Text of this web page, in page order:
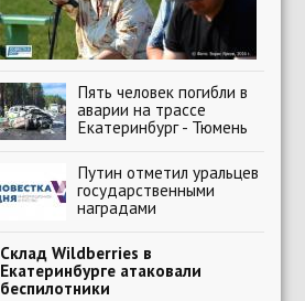
Пять человек погибли в
аварии на трассе
Екатеринбург - Тюмень
Путин отметил уральцев
государственными
наградами
Склад Wildberries в
Екатеринбурге атаковали
беспилотники